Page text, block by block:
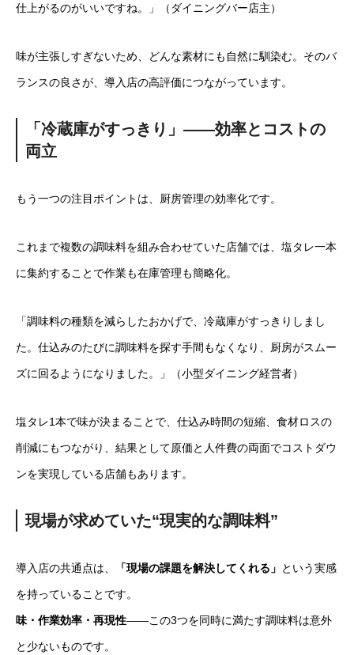
仕上がるのがいいですね。」（ダイニングバー店主）
味が主張しすぎないため、どんな素材にも自然に馴染む。そのバ
ランスの良さが、導入店の高評価につながっています。
「冷蔵庫がすっきり」――効率とコストの
両立
もう一つの注目ポイントは、厨房管理の効率化です。
これまで複数の調味料を組み合わせていた店舗では、塩タレ一本
に集約することで作業も在庫管理も簡略化。
「調味料の種類を減らしたおかげで、冷蔵庫がすっきりしまし
た。仕込みのたびに調味料を探す手間もなくなり、厨房がスムー
ズに回るようになりました。」（小型ダイニング経営者）
塩タレ1本で味が決まることで、仕込み時間の短縮、食材ロスの
削減にもつながり、結果として原価と人件費の両面でコストダウ
ンを実現している店舗もあります。
現場が求めていた“現実的な調味料”
導入店の共通点は、 「現場の課題を解決してくれる」 という実感
を持っていることです。
味・作業効率・再現性――この3つを同時に満たす調味料は意外
と少ないものです。